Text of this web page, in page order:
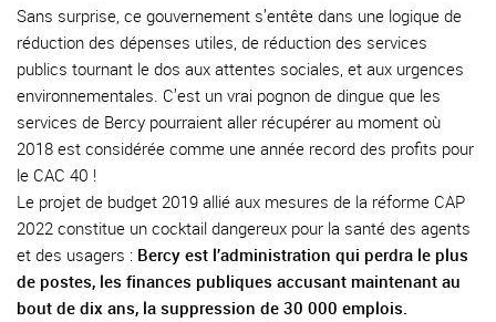
Sans surprise, ce gouvernement s’entête dans une logique de
réduction des dépenses utiles, de réduction des services
publics tournant le dos aux attentes sociales, et aux urgences
environnementales. C’est un vrai pognon de dingue que les
services de Bercy pourraient aller récupérer au moment où
2018 est considérée comme une année record des profits pour
le CAC 40 !
Le projet de budget 2019 allié aux mesures de la réforme CAP
2022 constitue un cocktail dangereux pour la santé des agents
et des usagers : Bercy est l’administration qui perdra le plus
de postes, les finances publiques accusant maintenant au
bout de dix ans, la suppression de 30 000 emplois.